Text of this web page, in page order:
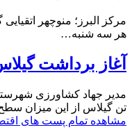
مرکز البرز؛ منوچهر
هر سه شنبه…
آغاز برداشت
تن گیلاس از این میزان
مشاهده تمام پست های